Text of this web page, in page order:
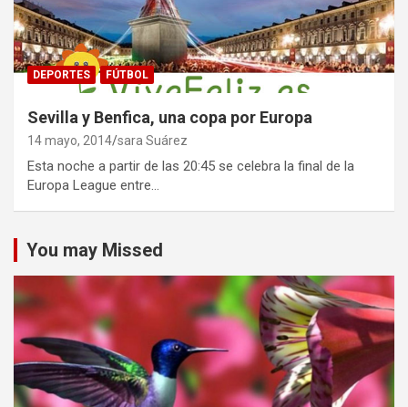
DEPORTES FÚTBOL
Sevilla y Benfica, una copa por Europa
14 mayo, 2014 sara Suárez
Esta noche a partir de las 20:45 se celebra la final de la
Europa League entre…
You may Missed